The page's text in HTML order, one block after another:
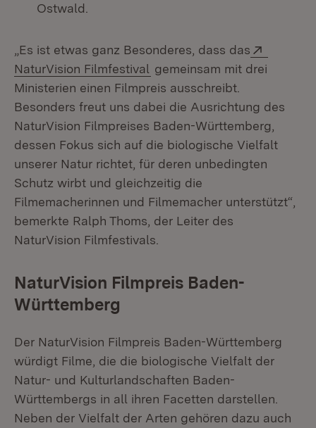
Ostwald.
„Es ist etwas ganz Besonderes, dass das
NaturVision Filmfestival (Öffnet in neuem Fenster)
gemeinsam mit drei
Ministerien einen Filmpreis ausschreibt.
Besonders freut uns dabei die Ausrichtung des
NaturVision Filmpreises Baden-Württemberg,
dessen Fokus sich auf die biologische Vielfalt
unserer Natur richtet, für deren unbedingten
Schutz wirbt und gleichzeitig die
Filmemacherinnen und Filmemacher unterstützt“,
bemerkte Ralph Thoms, der Leiter des
NaturVision Filmfestivals.
NaturVision Filmpreis Baden-
Württemberg
Der NaturVision Filmpreis Baden-Württemberg
würdigt Filme, die die biologische Vielfalt der
Natur- und Kulturlandschaften Baden-
Württembergs in all ihren Facetten darstellen.
Neben der Vielfalt der Arten gehören dazu auch